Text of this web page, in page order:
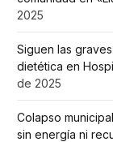
2025
Siguen las
dietética en
de 2025
Colapso
sin energía ni